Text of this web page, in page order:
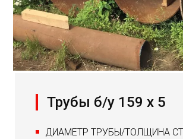
Трубы б/у 159 х 5
ДИАМЕТР ТРУБЫ/ТОЛЩИНА